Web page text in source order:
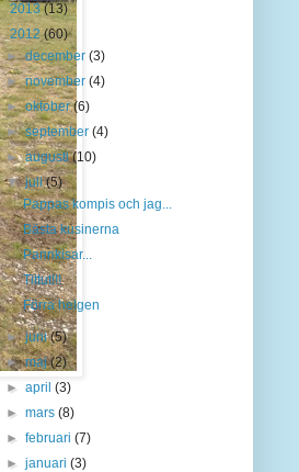
2013(13)
2012(60)
►december(3)
►november(4)
►oktober(6)
►september(4)
►augusti(10)
▼juli(5)
Pappas kompis och jag...
Bästa kusinerna
Pannkisar...
Tittut!!!
Förra helgen
►juni(5)
►maj(2)
►april(3)
►mars(8)
►februari(7)
►januari(3)